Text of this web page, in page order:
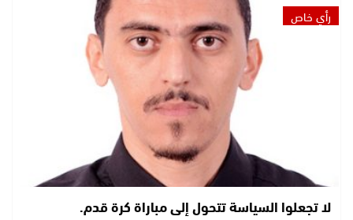
رأي خاص
لا تجعلوا السياسة تتحول إلى مباراة كرة قدم.